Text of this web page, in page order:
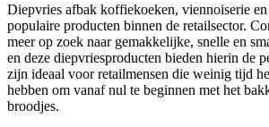
Diepvries afbak koffiekoeken, viennoiserie en
populaire producten binnen de retailsector.
meer op zoek naar gemakkelijke, snelle en
en deze diepvriesproducten bieden hierin de
zijn ideaal voor retailmensen die weinig tijd
hebben om vanaf nul te beginnen met het
broodjes.